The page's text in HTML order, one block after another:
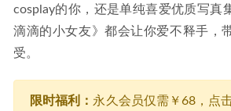
cosplay的你，还是单纯喜爱优质写真
滴滴的小女友》都会让你爱不释手，
受。
限时福利： 永久会员仅需￥68，点